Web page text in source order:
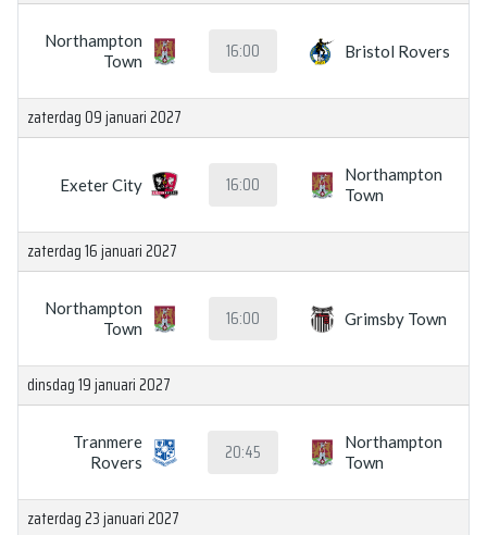
Northampton
Town
16:00 Bristol Rovers
zaterdag 09 januari 2027
Exeter City 16:00
Northampton
Town
zaterdag 16 januari 2027
Northampton
Town
16:00 Grimsby Town
dinsdag 19 januari 2027
Tranmere
Rovers
20:45
Northampton
Town
zaterdag 23 januari 2027